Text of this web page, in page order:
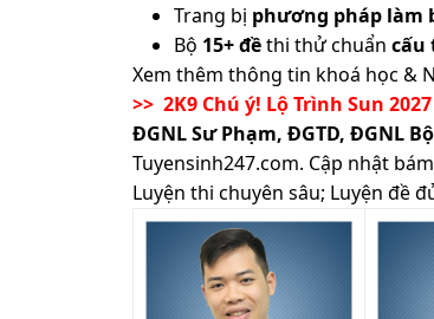
Trang bị phương pháp làm
Bộ 15+ đềthi thử chuẩn cấu
Xem thêm thông tin khoá học &
>> 2K9 Chú ý! Lộ Trình Sun
ĐGNL Sư Phạm, ĐGTD, ĐGNL
Tuyensinh247.com. Cập nhật
Luyện thi chuyên sâu; Luyện đề